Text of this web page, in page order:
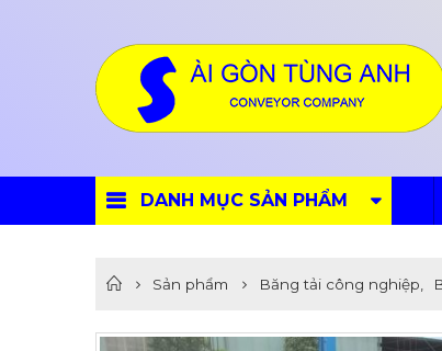
DANH MỤC SẢN PHẨM
Sản phẩm Băng tải công nghiệp